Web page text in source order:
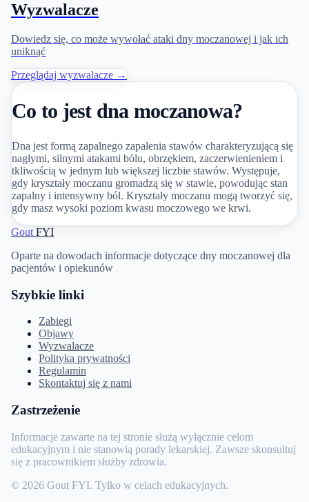
Wyzwalacze
Dowiedz się, co może wywołać ataki dny moczanowej i jak ich
uniknąć
Przeglądaj wyzwalacze →
Co to jest dna moczanowa?
Dna jest formą zapalnego zapalenia stawów charakteryzującą się
nagłymi, silnymi atakami bólu, obrzękiem, zaczerwienieniem i
tkliwością w jednym lub większej liczbie stawów. Występuje,
gdy kryształy moczanu gromadzą się w stawie, powodując stan
zapalny i intensywny ból. Kryształy moczanu mogą tworzyć się,
gdy masz wysoki poziom kwasu moczowego we krwi.
Gout FYI
Oparte na dowodach informacje dotyczące dny moczanowej dla
pacjentów i opiekunów
Szybkie linki
Zabiegi
Objawy
Wyzwalacze
Polityka prywatności
Regulamin
Skontaktuj się z nami
Zastrzeżenie
Informacje zawarte na tej stronie służą wyłącznie celom
edukacyjnym i nie stanowią porady lekarskiej. Zawsze skonsultuj
się z pracownikiem służby zdrowia.
© 2026 Gout FYI. Tylko w celach edukacyjnych.